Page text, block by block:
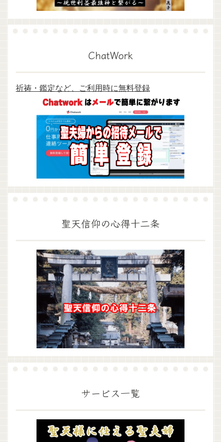
ChatWork
祈祷・鑑定など、ご利用時に無料登録
聖天信仰の心得十二条
サービス一覧